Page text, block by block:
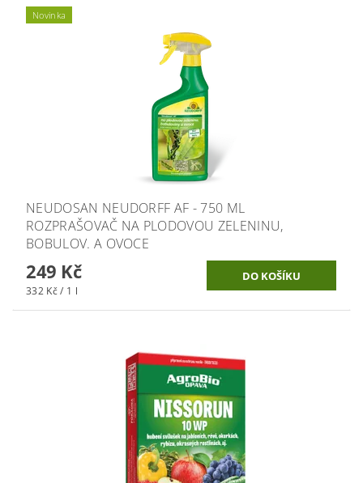
Novinka
NEUDOSAN NEUDORFF AF - 750 ML
ROZPRAŠOVAČ NA PLODOVOU ZELENINU,
BOBULOV. A OVOCE
249 Kč
332 Kč / 1 l